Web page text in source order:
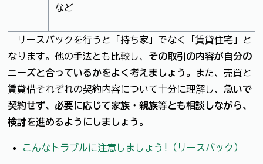
など
リースバックを行うと「持ち家」でなく「賃貸住宅」と
なります。他の手法とも比較し、 その取引の内容が自分の
ニーズと合っているかをよく考えましょう。
また、売買と
賃貸借それぞれの契約内容について十分に理解し、 急いで
契約せず、必要に応じて家族・親族等とも相談しながら、
検討を進めるようにしましょう。
こんなトラブルに注意しましょう!（リースバック）